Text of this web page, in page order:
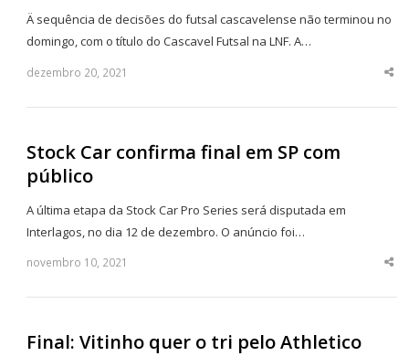
Ä sequência de decisões do futsal cascavelense não terminou no
domingo, com o título do Cascavel Futsal na LNF. A…
dezembro 20, 2021
Stock Car confirma final em SP com
público
A última etapa da Stock Car Pro Series será disputada em
Interlagos, no dia 12 de dezembro. O anúncio foi…
novembro 10, 2021
Final: Vitinho quer o tri pelo Athletico